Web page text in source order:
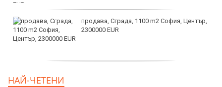
продава, Сграда, 1100 m2 София, Център,
2300000 EUR
НАЙ-ЧЕТЕНИ